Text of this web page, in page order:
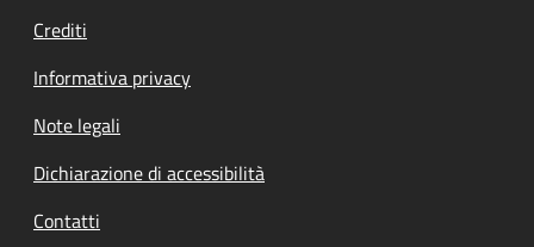
Crediti
Informativa privacy
Note legali
Dichiarazione di accessibilità
Contatti